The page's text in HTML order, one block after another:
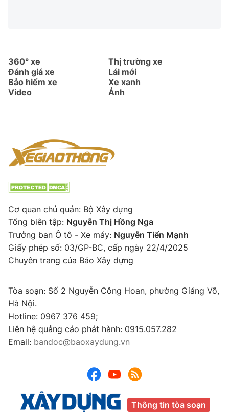
360° xe
Thị trường xe
Đánh giá xe
Lái mới
Bảo hiểm xe
Xe xanh
Video
Ảnh
Cơ quan chủ quản: Bộ Xây dựng
Tổng biên tập: Nguyễn Thị Hồng Nga
Trưởng ban Ô tô - Xe máy: Nguyễn Tiến Mạnh
Giấy phép số: 03/GP-BC, cấp ngày 22/4/2025
Chuyên trang của Báo Xây dựng
Tòa soạn: Số 2 Nguyễn Công Hoan, phường Giảng Võ,
Hà Nội.
Hotline: 0967 376 459;
Liên hệ quảng cáo phát hành: 0915.057.282
Email: bandoc@baoxaydung.vn
Thông tin tòa soạn